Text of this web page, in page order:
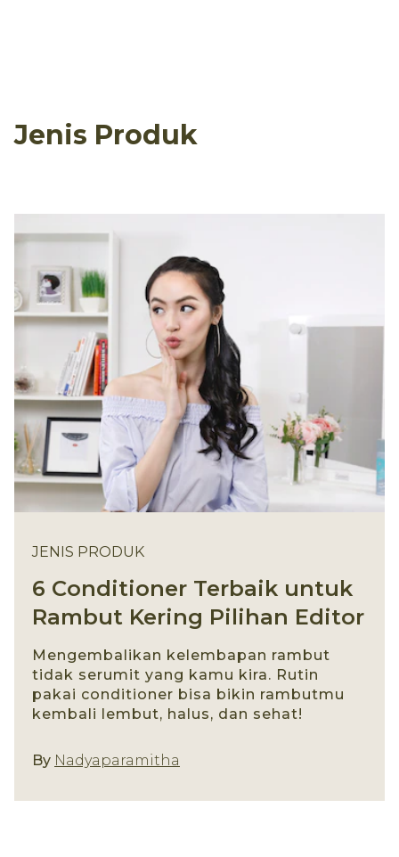
Jenis Produk
JENIS PRODUK
6 Conditioner Terbaik untuk
Rambut Kering Pilihan Editor
Mengembalikan kelembapan rambut
tidak serumit yang kamu kira. Rutin
pakai conditioner bisa bikin rambutmu
kembali lembut, halus, dan sehat!
By Nadyaparamitha